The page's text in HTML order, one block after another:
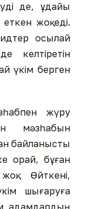
де, ұдайы
жоқ еді.
осылай
келтіретін
үкім берген
жүру
мәзһабын
байланысты
орай, бұған
Өйткені,
шығаруға
адамдардың